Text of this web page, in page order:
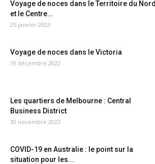
Voyage de noces dans le Territoire du Nord
et le Centre...
25 janvier 2023
Voyage de noces dans le Victoria
19 décembre 2022
Les quartiers de Melbourne : Central
Business District
30 novembre 2022
COVID-19 en Australie : le point sur la
situation pour les...